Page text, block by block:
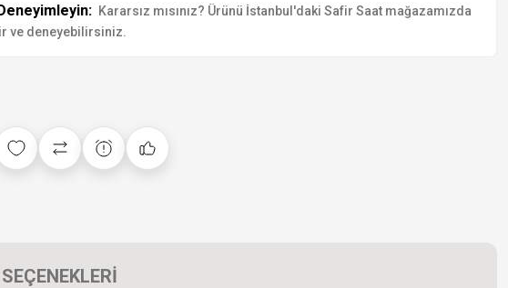
Kararsız mısınız? Ürünü İstanbul'daki Safir Saat mağazamızda
ve deneyebilirsiniz.